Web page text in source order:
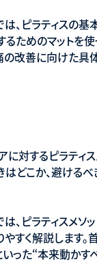
、ピラティスの
るためのマットを
の改善に向けた具
に対するピラティス
はどこか、避ける
は、ピラティスメ
すく解説します
った“本来動かす